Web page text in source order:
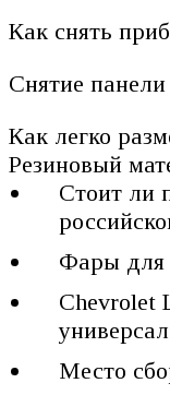
Как снять
Снятие
Как легко
Резиновый
Стоит ли
Фары для
Chevrolet
универсал
Место